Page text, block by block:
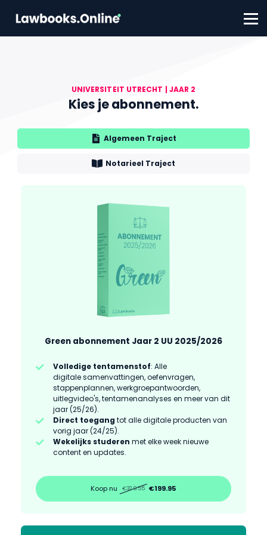
FAQ
Contact
UNIVERSITEIT UTRECHT | JAAR 2
Kies je abonnement.
Algemeen Traject
Notarieel Traject
Green abonnement Jaar 2 UU 2025/2026
Volledige tentamenstof: Alle
digitale samenvattingen, oefenvragen,
stappenplannen, werkgroepantwoorden,
uitlegvideo's, tentamenanalyses en meer van dit
jaar (25/26).
Direct toegang tot alle digitale producten van
vorig jaar (24/25).
Wekelijks studeren met elke week nieuwe
content en updates.
Koop nu €329.55 €199.95